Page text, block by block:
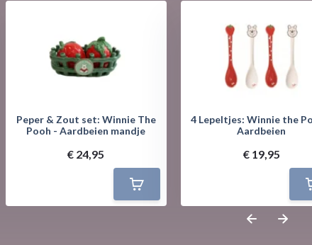
Peper & Zout set: Winnie The
Pooh - Aardbeien mandje
€ 24,95
4 Lepeltjes: Winnie the
Aardbeien
€ 19,95